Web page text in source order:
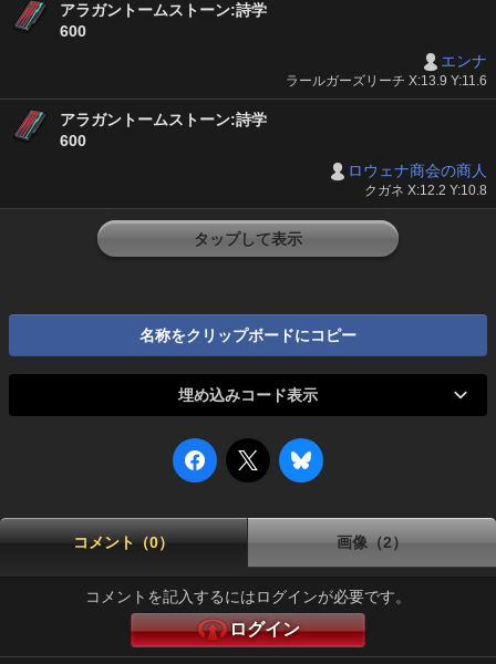
アラガントームストーン:詩学
600
エンナ
ラールガーズリーチ X:13.9 Y:11.6
アラガントームストーン:詩学
600
ロウェナ商会の商人
クガネ X:12.2 Y:10.8
タップして表示
名称をクリップボードにコピー
埋め込みコード表示
コメント（0） 画像（2）
コメントを記入するにはログインが必要です。
ログイン